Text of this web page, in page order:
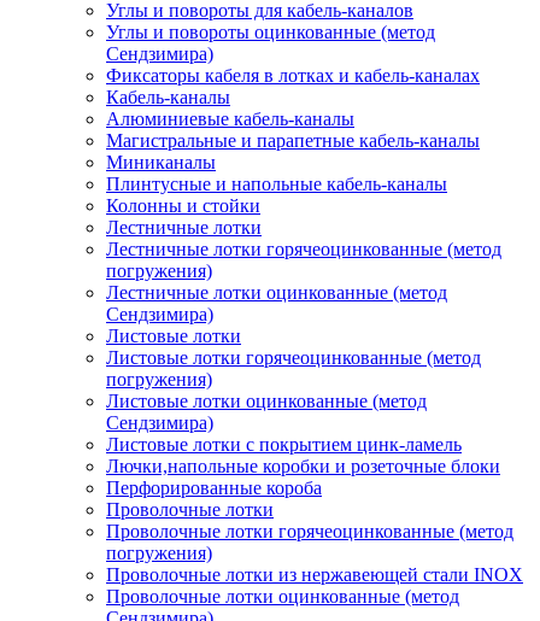
Углы и повороты для кабель-каналов
Углы и повороты оцинкованные (метод
Сендзимира)
Фиксаторы кабеля в лотках и кабель-каналах
Кабель-каналы
Алюминиевые кабель-каналы
Магистральные и парапетные кабель-каналы
Миниканалы
Плинтусные и напольные кабель-каналы
Колонны и стойки
Лестничные лотки
Лестничные лотки горячеоцинкованные (метод
погружения)
Лестничные лотки оцинкованные (метод
Сендзимира)
Листовые лотки
Листовые лотки горячеоцинкованные (метод
погружения)
Листовые лотки оцинкованные (метод
Сендзимира)
Листовые лотки с покрытием цинк-ламель
Лючки,напольные коробки и розеточные блоки
Перфорированные короба
Проволочные лотки
Проволочные лотки горячеоцинкованные (метод
погружения)
Проволочные лотки из нержавеющей стали INOX
Проволочные лотки оцинкованные (метод